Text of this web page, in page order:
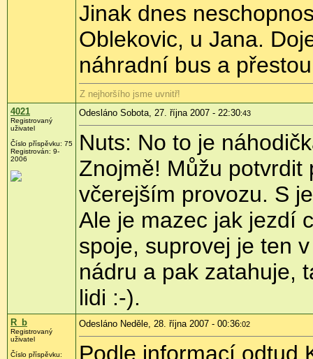
Jinak dnes
Oblekovic, u Jana.
náhradní bus a
Z nejhoršího jsme uvnitř!
4021
Registrovaný
uživatel
Číslo příspěvku: 75
Registrován: 9-
2006
Odesláno Sobota, 27. října 2007 - 22:30:43
Nuts: No to je
Znojmě! Můžu potvrdit
včerejším provozu. S
Ale je mazec jak jezdí
spoje, suprovej je ten
nádru a pak zatahuje,
lidi :-).
R_b
Registrovaný
uživatel
Číslo příspěvku:
Odesláno Neděle, 28. října 2007 - 00:36:02
Podle informací odtud